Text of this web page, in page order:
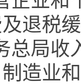
退税
总局收
造业